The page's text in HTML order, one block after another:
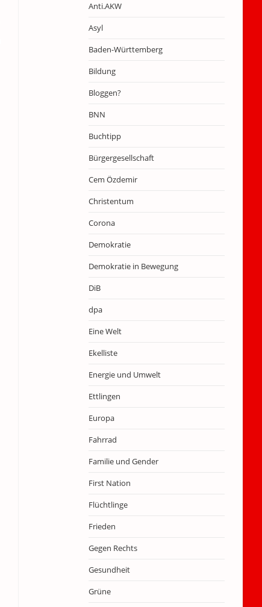
Anti.AKW
Asyl
Baden-Württemberg
Bildung
Bloggen?
BNN
Buchtipp
Bürgergesellschaft
Cem Özdemir
Christentum
Corona
Demokratie
Demokratie in Bewegung
DiB
dpa
Eine Welt
Ekelliste
Energie und Umwelt
Ettlingen
Europa
Fahrrad
Familie und Gender
First Nation
Flüchtlinge
Frieden
Gegen Rechts
Gesundheit
Grüne